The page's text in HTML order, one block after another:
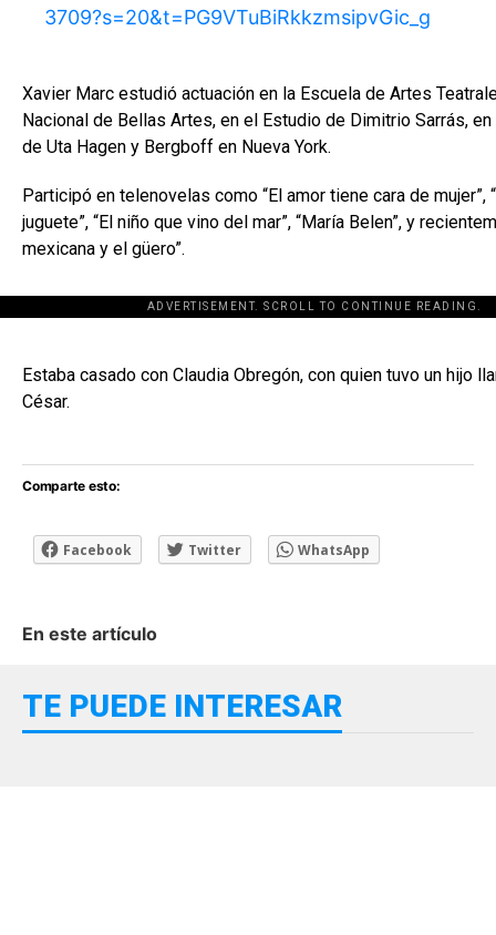
3709?s=20&t=PG9VTuBiRkkzmsipvGic_g
Xavier Marc estudió actuación en la Escuela de Artes
Nacional de Bellas Artes, en el Estudio de Dimitrio Sarrás,
de Uta Hagen y Bergboff en Nueva York.
Participó en telenovelas como “El amor tiene cara de mujer”,
juguete”, “El niño que vino del mar”, “María Belen”, y
mexicana y el güero”.
ADVERTISEMENT. SCROLL TO CONTINUE READING.
[adsforwp id="243463"]
Estaba casado con Claudia Obregón, con quien tuvo un hijo
César.
Comparte esto:
Facebook Twitter WhatsApp
En este artículo
TE PUEDE INTERESAR